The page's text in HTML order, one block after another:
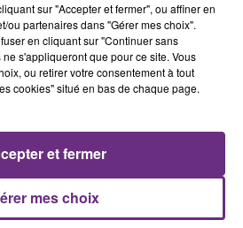
DE REIMS FERME
du centre-ville
13h17
13h17
sur "Accepter et fermer", ou affiner en
ou partenaires dans "Gérer mes choix".
en cliquant sur "Continuer sans
s'appliqueront que pour ce site. Vous
ou retirer votre consentement à tout
cookies" situé en bas de chaque page.
mes choix
et fermer